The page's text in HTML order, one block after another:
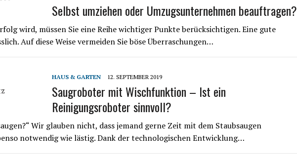
Selbst umziehen oder Umzugsunternehmen beauftragen?
wird, müssen Sie eine Reihe wichtiger Punkte berücksichtigen. Eine gute
Auf diese Weise vermeiden Sie böse Überraschungen…
HAUS & GARTEN 12. SEPTEMBER 2019
Saugroboter mit Wischfunktion – Ist ein
Reinigungsroboter sinnvoll?
Wir glauben nicht, dass jemand gerne Zeit mit dem Staubsaugen
notwendig wie lästig. Dank der technologischen Entwicklung…